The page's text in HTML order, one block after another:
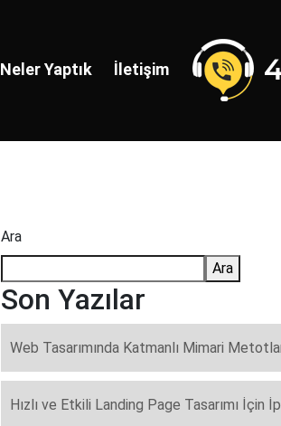
Neler Yaptık İletişim
Ara
Ara
Son Yazılar
Web Tasarımında Katmanlı Mimari
Hızlı ve Etkili Landing Page Tasarımı İçin